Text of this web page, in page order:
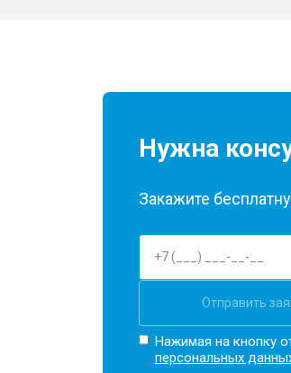
Ремонт петель
Нужна
Закажите
Отправить
Нажимая на кнопку
персональных